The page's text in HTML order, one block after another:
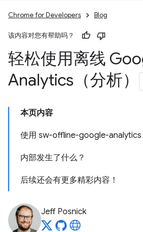
Chrome for Developers Blog
该内容对您有帮助吗？
轻松使用离线
Analytics（分析）
本页内容
使用 sw-offline-google-analytics
内部发生了什么？
后续还会有更多精彩内容！
Jeff Posnick